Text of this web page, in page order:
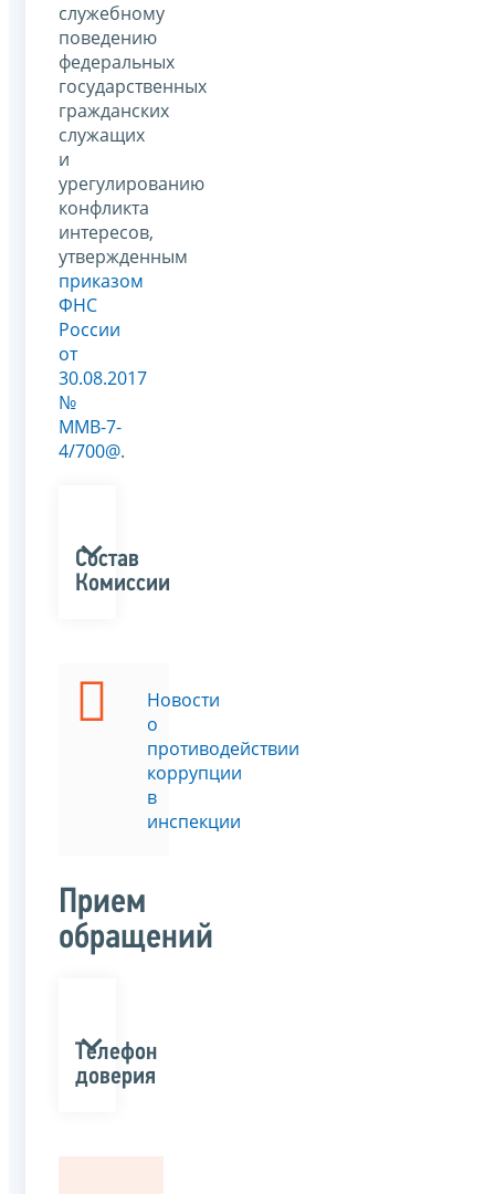
служебному
поведению
федеральных
государственных
гражданских
служащих
и
урегулированию
конфликта
интересов,
утвержденным
приказом
ФНС
России
от
30.08.2017
№
ММВ-7-
4/700@.
Состав
Комиссии
Новости
о
противодействии
коррупции
в
инспекции
Прием
обращений
Телефон
доверия